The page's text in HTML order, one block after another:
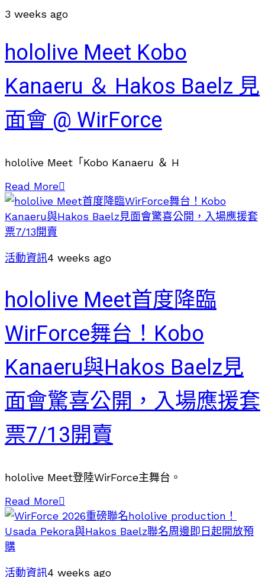
3 weeks ago
hololive Meet Kobo
Kanaeru ＆ Hakos Baelz 見
面會 @ WirForce
hololive Meet「Kobo Kanaeru ＆ H
Read More
活動資訊4 weeks ago
hololive Meet首度降臨
WirForce舞台！Kobo
Kanaeru與Hakos Baelz見
面會驚喜公開，入場應援套
票7/13開賣
hololive Meet登陸WirForce主舞台。
Read More
活動資訊4 weeks ago